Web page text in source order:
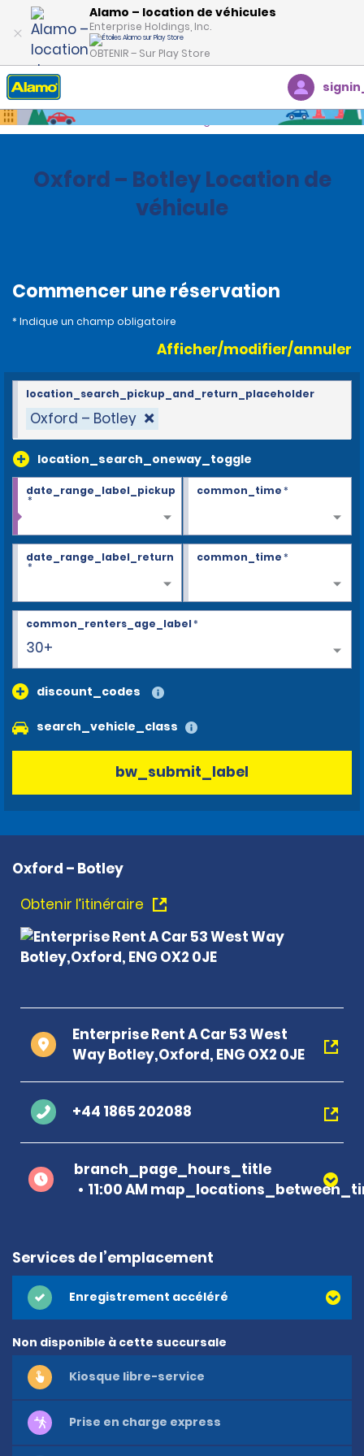
Alamo – location de véhicules
Enterprise Holdings, Inc.
OBTENIR – Sur Play Store
Accueil Succursales
Oxford – Botley Location de
véhicule
Commencer une réservation
* Indique un champ obligatoire
Afficher/modifier/annuler
Oxford – Botley
location_search_oneway_toggle
location_search_pickup_and_return_placeholder
date_range_label_pickup
*
common_time*
date_range_label_return
*
common_time*
30+
common_renters_age_label*
discount_codes
search_vehicle_class
bw_submit_label
Oxford – Botley
Obtenir l’itinéraire
Enterprise Rent A Car 53 West
Way Botley,Oxford, ENG OX2 0JE
+44 1865 202088
branch_page_hours_title
11:00 AM
Services de l’emplacement
Enregistrement accéléré
Non disponible à cette succursale
Kiosque libre-service
Prise en charge express